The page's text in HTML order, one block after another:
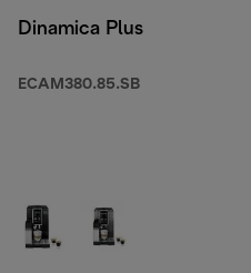
Dinamica Plus
ECAM380.85.SB